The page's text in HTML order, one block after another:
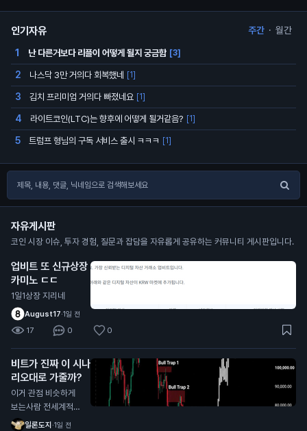
인기자유 주간 · 월간
1 난 다른거보다 리플이 어떻게 될지 궁금함 [3]
2 나스닥 3만 거의다 회복했네 [1]
3 김치 프리미엄 거의다 빠졌네요 [1]
4 라이트코인(LTC)는 향후에 어떻게 될거같음? [1]
5 트럼프 형님의 구독 서비스 출시 ㅋㅋㅋ [1]
자유게시판
코인 시장 이슈, 투자 경험, 질문과 잡담을 자유롭게 공유하는 커뮤니티 게시판입니다.
업비트 또 신규상장
카미노 ㄷㄷ
1일1상장 지리네
August17·1일 전
17 0 0
비트가 진짜 이 시나
리오대로 가줄까?
이거 관점 비슷하게
보는사람 전세계적으
로 너무 많던데
일론도지 ·1일 전